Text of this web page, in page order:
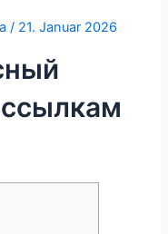
/ 21. Januar 2026